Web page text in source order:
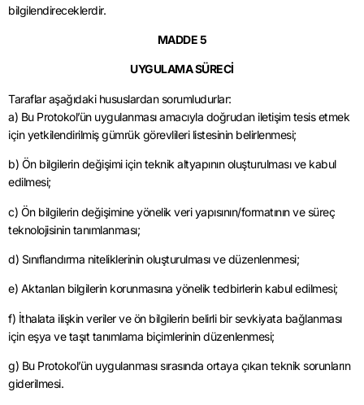
bilgilendireceklerdir.
MADDE 5
UYGULAMA SÜRECİ
Taraflar aşağıdaki hususlardan sorumludurlar:
a) Bu Protokol’ün uygulanması amacıyla doğrudan iletişim tesis etmek
için yetkilendirilmiş gümrük görevlileri listesinin belirlenmesi;
b) Ön bilgilerin değişimi için teknik altyapının oluşturulması ve kabul
edilmesi;
c) Ön bilgilerin değişimine yönelik veri yapısının/formatının ve süreç
teknolojisinin tanımlanması;
d) Sınıflandırma niteliklerinin oluşturulması ve düzenlenmesi;
e) Aktarılan bilgilerin korunmasına yönelik tedbirlerin kabul edilmesi;
f) İthalata ilişkin veriler ve ön bilgilerin belirli bir sevkiyata bağlanması
için eşya ve taşıt tanımlama biçimlerinin düzenlenmesi;
g) Bu Protokol’ün uygulanması sırasında ortaya çıkan teknik sorunların
giderilmesi.